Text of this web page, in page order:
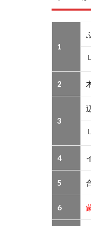
1
2
3
4
5
6